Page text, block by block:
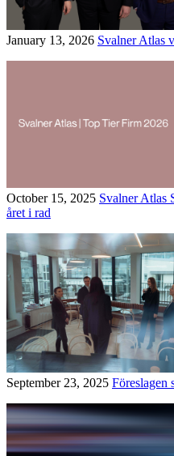
January 13, 2026 Svalner Atlas
October 15, 2025 Svalner Atlas
året i rad
September 23, 2025 Föreslagen